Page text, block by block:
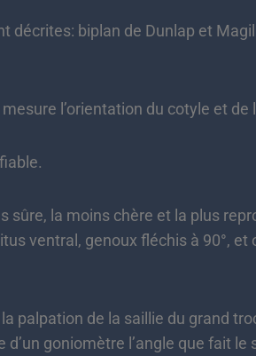
décrites: biplan de Dunlap et
l’orientation du cotyle et de
sûre, la moins chère et la plus
ventral, genoux fléchis à 90°, et
palpation de la saillie du grand
d’un goniomètre l’angle que fait